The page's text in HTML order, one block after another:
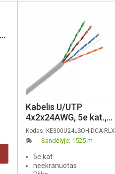
Kabelis U/UTP
4x2x24AWG, 5e kat.,
LSOH, Dca, pilkas,
KELine, 305m
Kodas: KE300U24LSOH-DCA-RLX
Sandėlyje: 1525 m
5e kat.
neekranuotas